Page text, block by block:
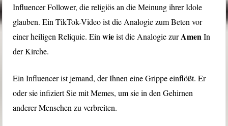
Influencer Follower, die religiös an die Meinung ihrer Idole
glauben. Ein TikTok-Video ist die Analogie zum Beten vor
einer heiligen Reliquie. Einwieist die Analogie zurAmenIn
der Kirche.
Ein Influencer ist jemand, der Ihnen eine Grippe einflößt. Er
oder sie infiziert Sie mit Memes, um sie in den Gehirnen
anderer Menschen zu verbreiten.